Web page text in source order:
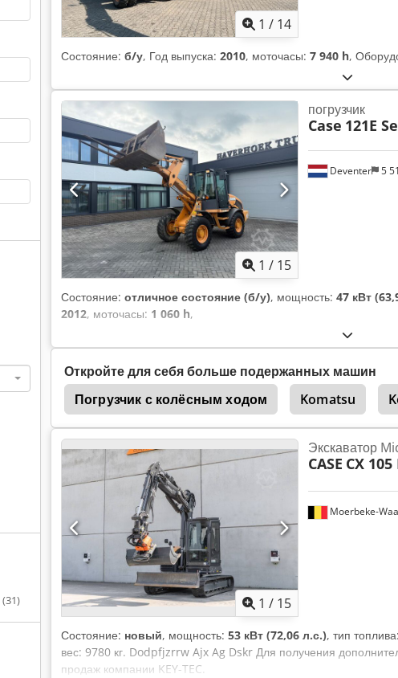
(31)
1 / 14
Состояние: б/у, Год выпуска: 2010, моточасы: 7 940 h,
1 / 15
Deventer 5
погрузчик
Case 121E
Состояние: отличное состояние (б/у), мощность: 47 кВт
2012, моточасы: 1 060 h,
Откройте для себя больше подержанных машин
Погрузчик с колёсным ходом
Komatsu
1 / 15
Moerbeke-
Экскаватор
CASE CX 105
Состояние: новый, мощность: 53 кВт (72,06 л.с.), тип топлива:
вес: 9780 кг. Dodpfjzrrw Ajx Ag Dskr Для получения
продаж компании KEY-TEC.